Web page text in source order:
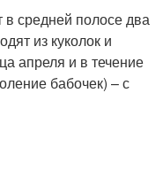
в средней полосе два
из куколок и
апреля и в течение
бабочек) – с